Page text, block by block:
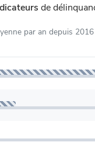
de
par an depuis 2016